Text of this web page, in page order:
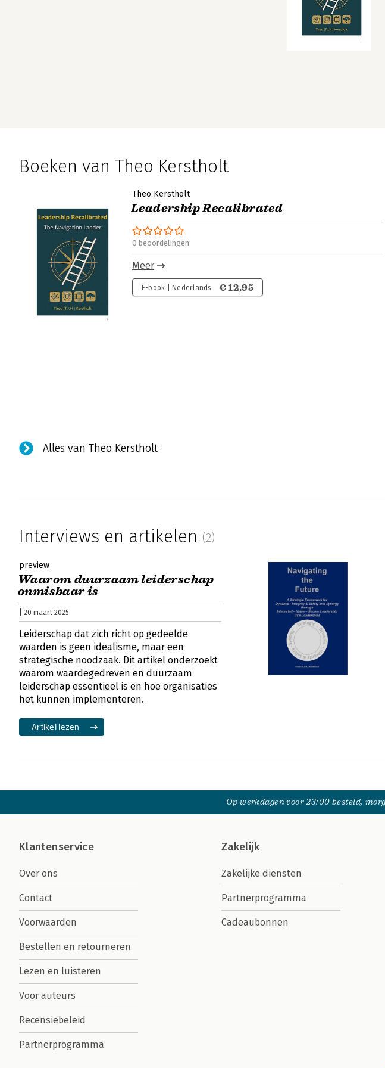
Boeken van Theo Kerstholt
Theo Kerstholt
Leadership Recalibrated
0 beoordelingen
Meer
E-book | Nederlands € 12,95
Alles van Theo Kerstholt
Interviews en artikelen (2)
preview
Waarom duurzaam leiderschap
onmisbaar is
| 20 maart 2025
Leiderschap dat zich richt op gedeelde
waarden is geen idealisme, maar een
strategische noodzaak. Dit artikel onderzoekt
waarom waardegedreven en duurzaam
leiderschap essentieel is en hoe organisaties
het kunnen implementeren.
Artikel lezen
Op werkdagen voor 23:00 besteld,
Klantenservice
Over ons
Contact
Voorwaarden
Bestellen en retourneren
Lezen en luisteren
Voor auteurs
Recensiebeleid
Partnerprogramma
Zakelijk
Zakelijke diensten
Partnerprogramma
Cadeaubonnen